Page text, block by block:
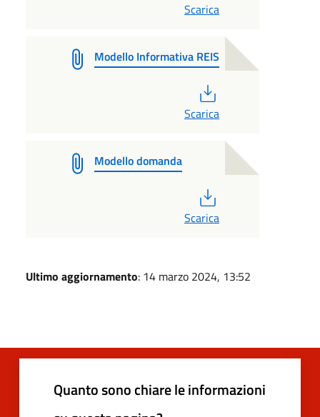
Scarica
Modello Informativa REIS
Scarica
Modello domanda
Scarica
Ultimo aggiornamento: 14 marzo 2024, 13:52
Quanto sono chiare le informazioni